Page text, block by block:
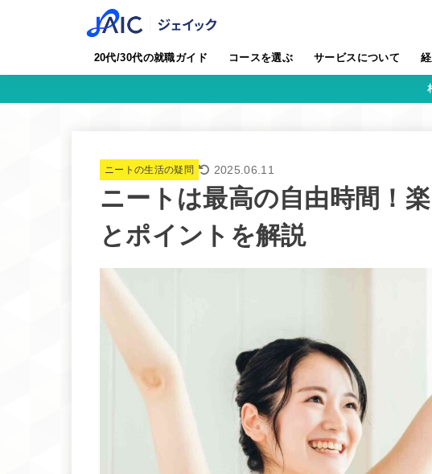
20代/30代の就職ガイド コースを選ぶ サービスについて
ニートの生活の疑問 2025.06.11
ニートは最高の自由時間！
とポイントを解説